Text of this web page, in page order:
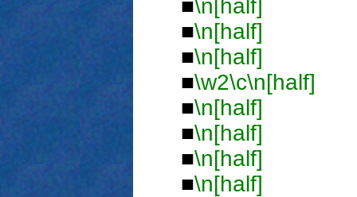
■\n[half]
■\n[half]
■\n[half]
■\w2\c\n[half]
■\n[half]
■\n[half]
■\n[half]
■\n[half]